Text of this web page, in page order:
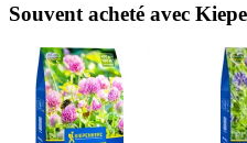
Souvent acheté avec